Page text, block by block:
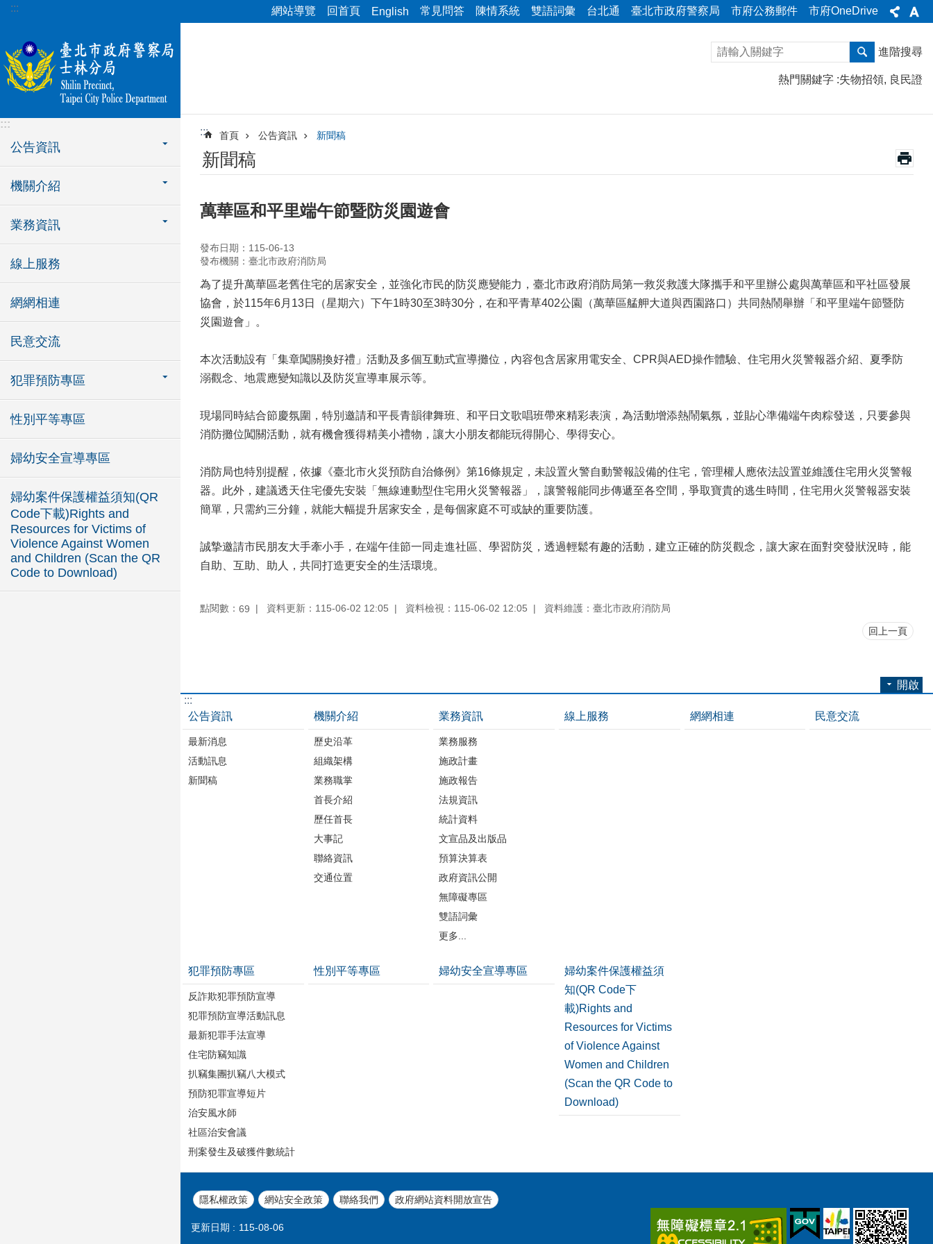
跳到主要內容區塊
::: 網站導覽 回首頁 English 常見問答 陳情系統 雙語詞彙 台北通 臺北市政府警察局 市府公務郵件 市府OneDrive
:::
公告資訊
機關介紹
業務資訊
線上服務
網網相連
民意交流
犯罪預防專區
性別平等專區
婦幼安全宣導專區
婦幼案件保護權益須知(QR
Code下載)Rights and
Resources for Victims of
Violence Against Women
and Children (Scan the QR
Code to Download)
進階搜尋
熱門關鍵字 失物招領 良民證
::: 首頁 公告資訊 新聞稿
新聞稿
萬華區和平里端午節暨防災園遊會
發布日期：115-06-13
發布機關：臺北市政府消防局
為了提升萬華區老舊住宅的居家安全，並強化市民的防災應變能力，臺北市政府消防局第一救災救護大隊攜手和平里辦公處與萬華區和平社區發展
協會，於115年6月13日（星期六）下午1時30至3時30分，在和平青草402公園（萬華區艋舺大道與西園路口）共同熱鬧舉辦「和平里端午節暨防
災園遊會」。
本次活動設有「集章闖關換好禮」活動及多個互動式宣導攤位，內容包含居家用電安全、CPR與AED操作體驗、住宅用火災警報器介紹、夏季防
溺觀念、地震應變知識以及防災宣導車展示等。
現場同時結合節慶氛圍，特別邀請和平長青韻律舞班、和平日文歌唱班帶來精彩表演，為活動增添熱鬧氣氛，並貼心準備端午肉粽發送，只要參與
消防攤位闖關活動，就有機會獲得精美小禮物，讓大小朋友都能玩得開心、學得安心。
消防局也特別提醒，依據《臺北市火災預防自治條例》第16條規定，未設置火警自動警報設備的住宅，管理權人應依法設置並維護住宅用火災警報
器。此外，建議透天住宅優先安裝「無線連動型住宅用火災警報器」，讓警報能同步傳遞至各空間，爭取寶貴的逃生時間，住宅用火災警報器安裝
簡單，只需約三分鐘，就能大幅提升居家安全，是每個家庭不可或缺的重要防護。
誠摯邀請市民朋友大手牽小手，在端午佳節一同走進社區、學習防災，透過輕鬆有趣的活動，建立正確的防災觀念，讓大家在面對突發狀況時，能
自助、互助、助人，共同打造更安全的生活環境。
點閱數： 69 資料更新：115-06-02 12:05 資料檢視：115-06-02 12:05 資料維護：臺北市政府消防局
回上一頁
開啟
:::
公告資訊
最新消息
活動訊息
新聞稿
機關介紹
歷史沿革
組織架構
業務職掌
首長介紹
歷任首長
大事記
聯絡資訊
交通位置
業務資訊
業務服務
施政計畫
施政報告
法規資訊
統計資料
文宣品及出版品
預算決算表
政府資訊公開
無障礙專區
雙語詞彙
更多...
線上服務 網網相連 民意交流
犯罪預防專區
反詐欺犯罪預防宣導
犯罪預防宣導活動訊息
最新犯罪手法宣導
住宅防竊知識
扒竊集團扒竊八大模式
預防犯罪宣導短片
治安風水師
社區治安會議
刑案發生及破獲件數統計
性別平等專區 婦幼安全宣導專區
婦幼案件保護權益須
知(QR Code下
載)Rights and
Resources for Victims
of Violence Against
Women and Children
(Scan the QR Code to
Download)
隱私權政策 網站安全政策 聯絡我們 政府網站資料開放宣告
更新日期 115-08-06